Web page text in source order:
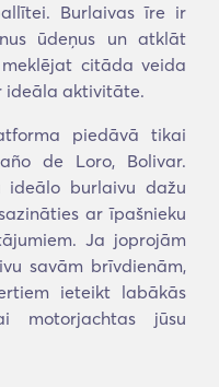
Burlaivas īre ir
ūdeņus un atklāt
citāda veida
ideāla aktivitāte.
piedāvā tikai
de Loro, Bolivar.
ideālo burlaivu dažu
ar īpašnieku
Ja joprojām
savām brīvdienām,
ieteikt labākās
motorjachtas jūsu